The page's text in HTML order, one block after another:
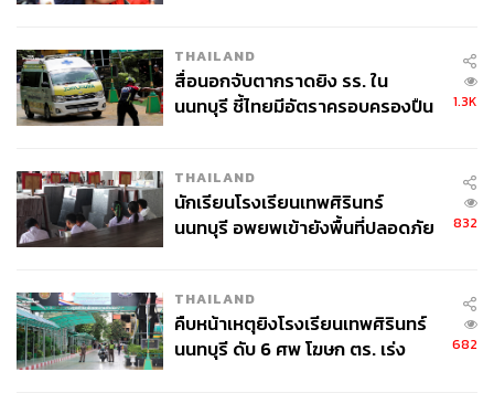
THAILAND
สื่อนอกจับตากราดยิง รร. ใน
นนทบุรี ชี้ไทยมีอัตราครอบครองปืน
1.3K
THAILAND
นักเรียนโรงเรียนเทพศิรินทร์
นนทบุรี อพยพเข้ายังพื้นที่ปลอดภัย
832
THAILAND
คืบหน้าเหตุยิงโรงเรียนเทพศิรินทร์
นนทบุรี ดับ 6 ศพ โฆษก ตร. เร่ง
682